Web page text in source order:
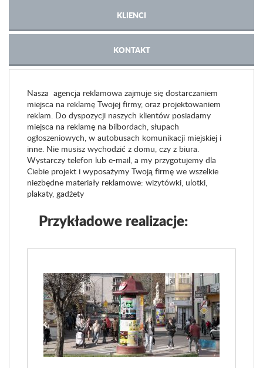
KLIENCI
KONTAKT
Nasza agencja reklamowa zajmuje się dostarczaniem
miejsca na reklamę Twojej firmy, oraz projektowaniem
reklam. Do dyspozycji naszych klientów posiadamy
miejsca na reklamę na bilbordach, słupach
ogłoszeniowych, w autobusach komunikacji miejskiej i
inne. Nie musisz wychodzić z domu, czy z biura.
Wystarczy telefon lub e-mail, a my przygotujemy dla
Ciebie projekt i wyposażymy Twoją firmę we wszelkie
niezbędne materiały reklamowe: wizytówki, ulotki,
plakaty, gadżety
Przykładowe realizacje: